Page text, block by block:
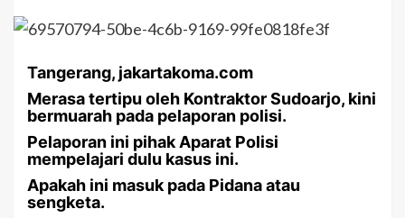
Tangerang, jakartakoma.com
Merasa tertipu oleh Kontraktor Sudoarjo, kini
bermuarah pada pelaporan polisi.
Pelaporan ini pihak Aparat Polisi
mempelajari dulu kasus ini.
Apakah ini masuk pada Pidana atau
sengketa.